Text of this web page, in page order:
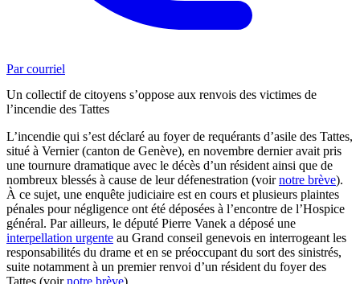
Par courriel
Un collectif de citoyens s’oppose aux renvois des victimes de
l’incendie des Tattes
L’incendie qui s’est déclaré au foyer de requérants d’asile des Tattes,
situé à Vernier (canton de Genève), en novembre dernier avait pris
une tournure dramatique avec le décès d’un résident ainsi que de
nombreux blessés à cause de leur défenestration (voirnotre brève).
À ce sujet, une enquête judiciaire est en cours et plusieurs plaintes
pénales pour négligence ont été déposées à l’encontre de l’Hospice
général. Par ailleurs, le député Pierre Vanek a déposé une
interpellation urgente au Grand conseil genevois en interrogeant les
responsabilités du drame et en se préoccupant du sort des sinistrés,
suite notamment à un premier renvoi d’un résident du foyer des
Tattes (voirnotre brève).